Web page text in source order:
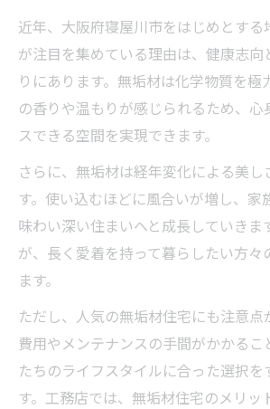
近年、大阪府寝屋川市をはじめとする
が注目を集めている理由は、健康志向
りにあります。無垢材は化学物質を極
の香りや温もりが感じられるため、心
スできる空間を実現できます。
さらに、無垢材は経年変化による美し
す。使い込むほどに風合いが増し、家
味わい深い住まいへと成長していきま
が、長く愛着を持って暮らしたい方々
ます。
ただし、人気の無垢材住宅にも注意点
費用やメンテナンスの手間がかかるこ
たちのライフスタイルに合った選択を
す。工務店では、無垢材住宅のメリッ